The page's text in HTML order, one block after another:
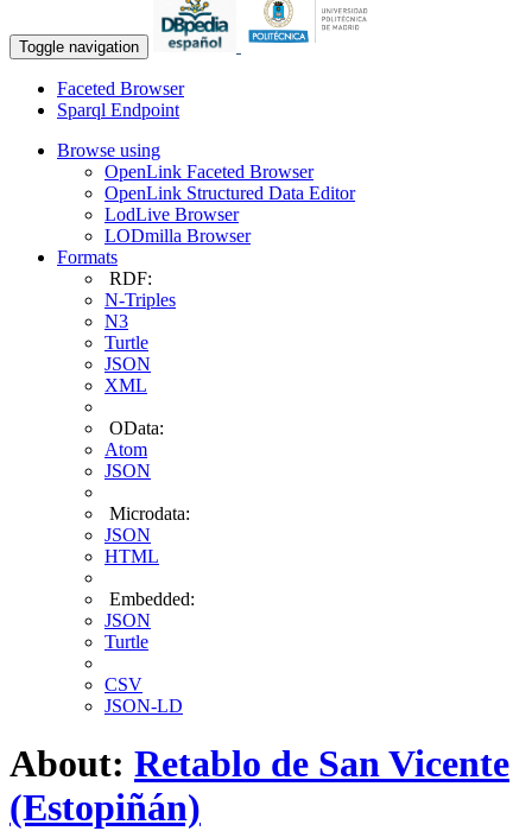
Toggle navigation
Faceted Browser
Sparql Endpoint
Browse using
OpenLink Faceted Browser
OpenLink Structured Data Editor
LodLive Browser
LODmilla Browser
Formats
RDF:
N-Triples
N3
Turtle
JSON
XML
OData:
Atom
JSON
Microdata:
JSON
HTML
Embedded:
JSON
Turtle
CSV
JSON-LD
About: Retablo de San Vicente
(Estopiñán)